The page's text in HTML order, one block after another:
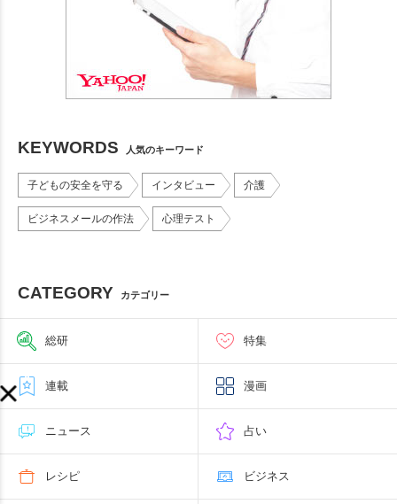
KEYWORDS 人気のキーワード
子どもの安全を守る インタビュー 介護
ビジネスメールの作法 心理テスト
CATEGORY カテゴリー
総研 特集
連載 漫画
ニュース 占い
レシピ ビジネス